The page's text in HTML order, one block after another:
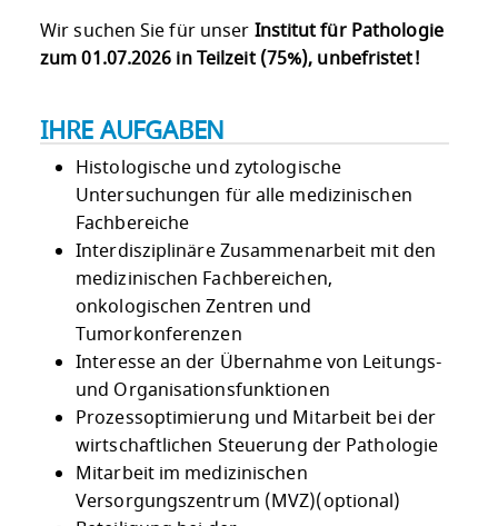
Wir suchen Sie für unser Institut für Pathologie
zum 01.07.2026 in Teilzeit (75%), unbefristet!
IHRE AUFGABEN
Histologische und zytologische
Untersuchungen für alle medizinischen
Fachbereiche
Interdisziplinäre Zusammenarbeit mit den
medizinischen Fachbereichen,
onkologischen Zentren und
Tumorkonferenzen
Interesse an der Übernahme von Leitungs-
und Organisationsfunktionen
Prozessoptimierung und Mitarbeit bei der
wirtschaftlichen Steuerung der Pathologie
Mitarbeit im medizinischen
Versorgungszentrum (MVZ)(optional)